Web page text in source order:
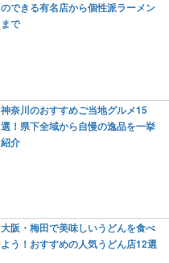
のできる有名店から個性派ラーメン
まで
神奈川のおすすめご当地グルメ15
選！県下全域から自慢の逸品を一挙
紹介
大阪・梅田で美味しいうどんを食べ
よう！おすすめの人気うどん店12選